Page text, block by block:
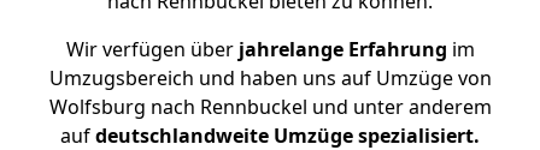
Wir verfügen überjahrelange Erfahrung im
Umzugsbereich und haben uns auf Umzüge von
Wolfsburg nach Rennbuckel und unter anderem
aufdeutschlandweite Umzüge spezialisiert.